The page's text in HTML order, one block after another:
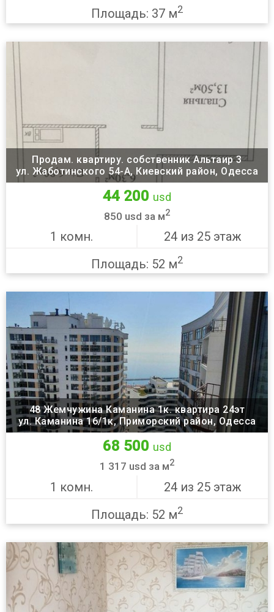
Площадь: 37 м2
Продам. квартиру. собственник Альтаир 3
ул. Жаботинского 54-А, Киевский район, Одесса
44 200 usd
850 usd за м2
1 комн.
24 из 25 этаж
Площадь: 52 м2
48 Жемчужина Каманина 1к. квартира 24эт
ул. Каманина 16/1к, Приморский район, Одесса
68 500 usd
1 317 usd за м2
1 комн.
24 из 25 этаж
Площадь: 52 м2